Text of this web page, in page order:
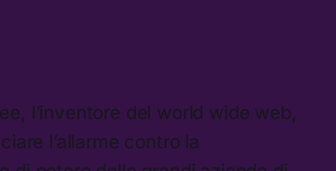
l’inventore del world wide web,
l’allarme contro la